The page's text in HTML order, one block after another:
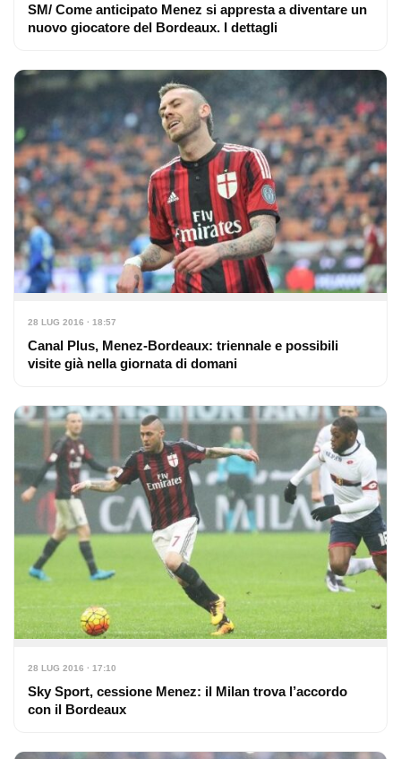
SM/ Come anticipato Menez si appresta a diventare un
nuovo giocatore del Bordeaux. I dettagli
28 LUG 2016 · 18:57
Canal Plus, Menez-Bordeaux: triennale e possibili
visite già nella giornata di domani
28 LUG 2016 · 17:10
Sky Sport, cessione Menez: il Milan trova l’accordo
con il Bordeaux